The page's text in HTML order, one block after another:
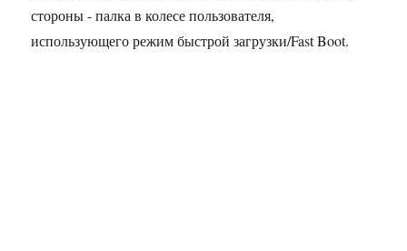
стороны - палка в колесе пользователя,
использующего режим быстрой загрузки/Fast Boot.